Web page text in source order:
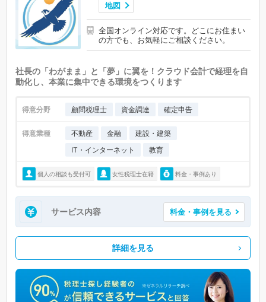
地図
全国オンライン対応です。どこにお住まい
の方でも、お気軽にご相談ください。
社長の「わがまま」と「夢」に翼を！クラウド会計で経理を自
動化し、本業に集中できる環境をつくります
得意分野 顧問税理士 資金調達 確定申告
得意業種 不動産 金融
建設・建築
IT・インターネット
教育
個人の相談も受付可 女性税理士在籍 料金・事例あり
サービス内容 料金・事例を見る
詳細を見る